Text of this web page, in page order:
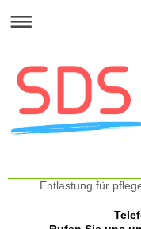
SDS Soziale
Entlastung für